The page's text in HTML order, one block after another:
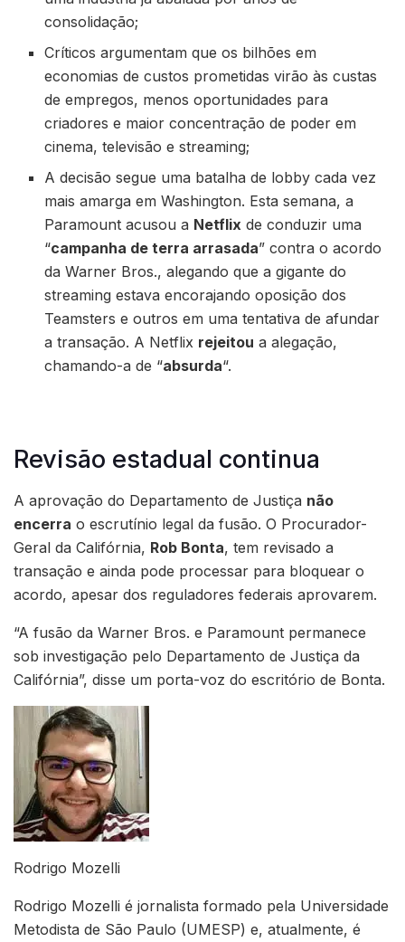
consolidação;
Críticos argumentam que os bilhões em
economias de custos prometidas virão às custas
de empregos, menos oportunidades para
criadores e maior concentração de poder em
cinema, televisão e streaming;
A decisão segue uma batalha de lobby cada vez
mais amarga em Washington. Esta semana, a
Paramount acusou a Netflix de conduzir uma
“campanha de terra arrasada” contra o acordo
da Warner Bros., alegando que a gigante do
streaming estava encorajando oposição dos
Teamsters e outros em uma tentativa de afundar
a transação. A Netflix rejeitou a alegação,
chamando-a de “absurda“.
Revisão estadual continua
A aprovação do Departamento de Justiça não
encerra o escrutínio legal da fusão. O Procurador-
Geral da Califórnia, Rob Bonta, tem revisado a
transação e ainda pode processar para bloquear o
acordo, apesar dos reguladores federais aprovarem.
“A fusão da Warner Bros. e Paramount permanece
sob investigação pelo Departamento de Justiça da
Califórnia”, disse um porta-voz do escritório de Bonta.
Rodrigo Mozelli
Rodrigo Mozelli é jornalista formado pela Universidade
Metodista de São Paulo (UMESP) e, atualmente, é